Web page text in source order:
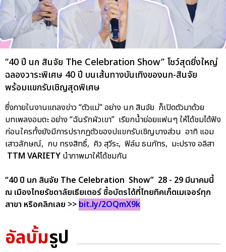
“40 ปี นก สินจัย The Celebration Show” โชว์สุดยิ่งใหญ่
ฉลองวาระพิเศษ 40 ปี บนเส้นทางบันเทิงของนก-สินจัย
พร้อมแขกรับเชิญสุดพิเศษ
ซึ่งภายในงานแถลงข่าว “ตัวแม่” อย่าง นก สินจัย ก็เปิดตัวมาด้วย
บทเพลงอมตะ อย่าง “ฉันรักผัวเขา” เรียกน้ำย่อยแฟนๆ ให้ได้ชมได้ฟัง
ก่อนใครทั้งยังมีการปรากฏตัวของปแขกรับเชิญบางส่วน อาทิ แอม
เสาวลักษณ์, กบ ทรงสิทธิ์, คิว สุวีระ, ฟิล์ม ธนภัทร, มะปราง อลิสา
TTM VARIETY นำภาพมาให้ได้ชมกัน
“40 ปี นก สินจัย The Celebration Show” 28 - 29 มีนาคมนี้
ณ เมืองไทยรัชดาลัยเธียเตอร์ ซื้อบัตรได้ที่ไทยทิคเก็ตเมเจอร์ทุก
สาขา หรือคลิกเลย >> bit.ly/2OQmX9k
อัลบั้มรูป